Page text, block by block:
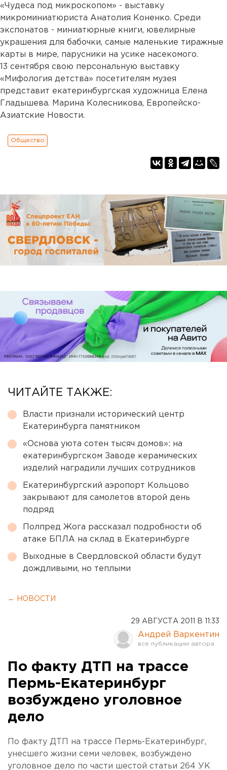
«Чудеса под микроскопом» - выставку
микроминиатюриста Анатолия Коненко. Среди
экспонатов - миниатюрные книги, ювелирные
украшения для бабочки, самые маленькие тиражные
карты в мире, парусники на усике насекомого.
13 сентября свою персональную выставку
«Мифология детства» посетителям музея
представит екатеринбургская художница Елена
Гладышева. Марина Колесникова, Европейско-
Азиатские Новости.
Общество
ЧИТАЙТЕ ТАКЖЕ:
Власти признали исторический центр
Екатеринбурга памятником
«Основа уюта сотен тысяч домов»: на
екатеринбургском Заводе керамических
изделий наградили лучших сотрудников
Екатеринбургский аэропорт Кольцово
закрывают для самолетов второй день
подряд
Полпред Жога рассказал подробности об
атаке БПЛА на склад в Екатеринбурге
Выходные в Свердловской области будут
дождливыми, но теплыми
← НОВОСТИ
29 АВГУСТА 2011 В 11:33
Андрей Варкентин
По факту ДТП на трассе
Пермь-Екатеринбург
возбуждено уголовное
дело
По факту ДТП на трассе Пермь-Екатеринбург,
унесшего жизни семи человек, возбуждено
уголовное дело по части шестой статьи 264 УК